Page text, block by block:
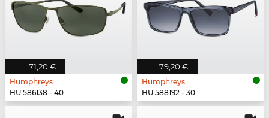
71,20 €
Humphreys
HU 586138 - 40
79,20 €
Humphreys
HU 588192 - 30